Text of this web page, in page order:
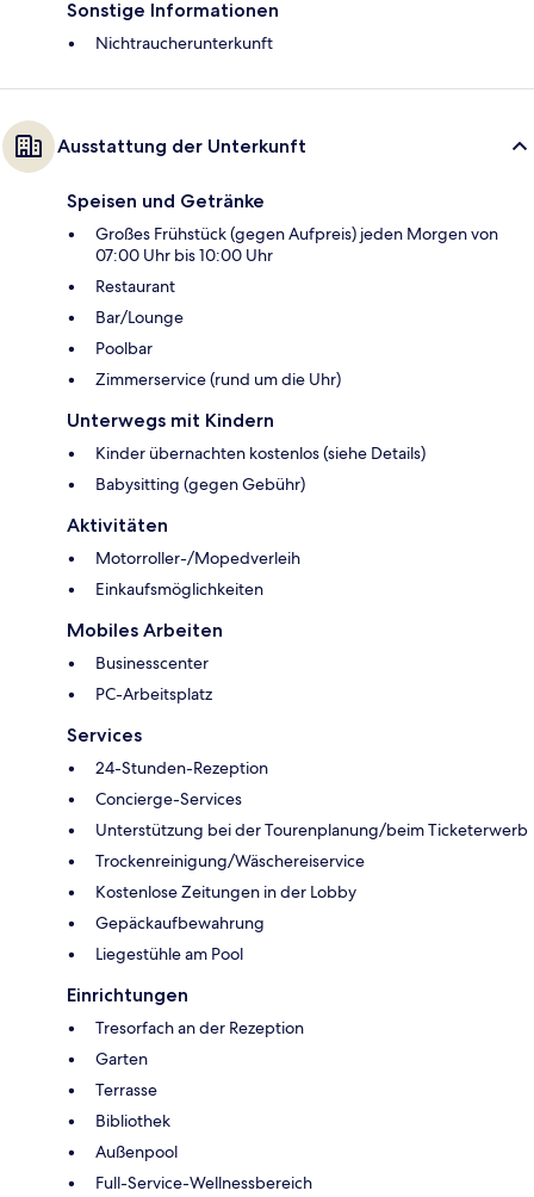
Sonstige Informationen
Nichtraucherunterkunft
Ausstattung der Unterkunft
Speisen und Getränke
Großes Frühstück (gegen Aufpreis) jeden Morgen von
07:00 Uhr bis 10:00 Uhr
Restaurant
Bar/Lounge
Poolbar
Zimmerservice (rund um die Uhr)
Unterwegs mit Kindern
Kinder übernachten kostenlos (siehe Details)
Babysitting (gegen Gebühr)
Aktivitäten
Motorroller-/Mopedverleih
Einkaufsmöglichkeiten
Mobiles Arbeiten
Businesscenter
PC-Arbeitsplatz
Services
24-Stunden-Rezeption
Concierge-Services
Unterstützung bei der Tourenplanung/beim Ticketerwerb
Trockenreinigung/Wäschereiservice
Kostenlose Zeitungen in der Lobby
Gepäckaufbewahrung
Liegestühle am Pool
Einrichtungen
Tresorfach an der Rezeption
Garten
Terrasse
Bibliothek
Außenpool
Full-Service-Wellnessbereich